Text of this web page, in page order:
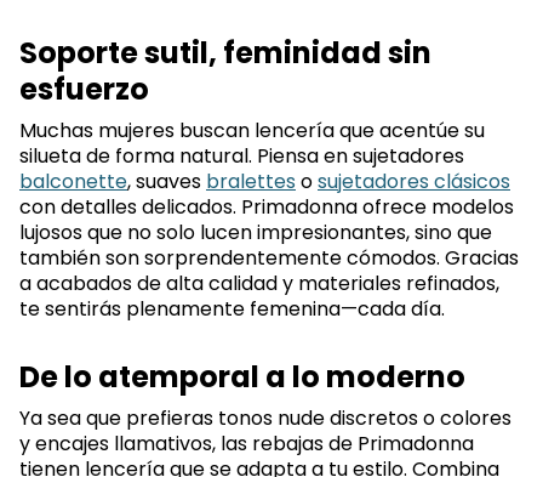
Soporte sutil, feminidad sin
esfuerzo
Muchas mujeres buscan lencería que acentúe su
silueta de forma natural. Piensa en sujetadores
balconette, suaves bralettes osujetadores clásicos
con detalles delicados. Primadonna ofrece modelos
lujosos que no solo lucen impresionantes, sino que
también son sorprendentemente cómodos. Gracias
a acabados de alta calidad y materiales refinados,
te sentirás plenamente femenina—cada día.
De lo atemporal a lo moderno
Ya sea que prefieras tonos nude discretos o colores
y encajes llamativos, las rebajas de Primadonna
tienen lencería que se adapta a tu estilo. Combina